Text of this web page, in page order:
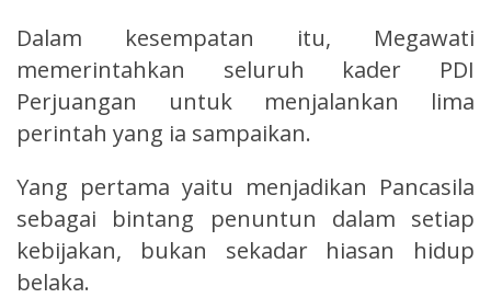
Dalam kesempatan itu, Megawati
memerintahkan seluruh kader PDI
Perjuangan untuk menjalankan lima
perintah yang ia sampaikan.
Yang pertama yaitu menjadikan Pancasila
sebagai bintang penuntun dalam setiap
kebijakan, bukan sekadar hiasan hidup
belaka.